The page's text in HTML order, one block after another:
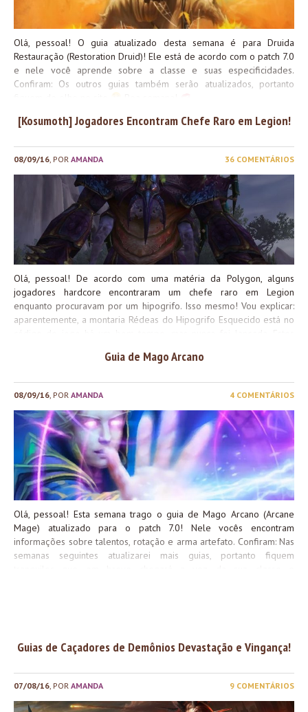
Olá, pessoal! O guia atualizado desta semana é para Druida
Restauração (Restoration Druid)! Ele está de acordo com o patch 7.0
e nele você aprende sobre a classe e suas especificidades.
Confiram: Os outros guias também serão atualizados, portanto
[Kosumoth] Jogadores Encontram Chefe Raro em Legion!
08/09/16 , POR AMANDA 36 COMENTÁRIOS
Olá, pessoal! De acordo com uma matéria da Polygon, alguns
jogadores hardcore encontraram um chefe raro em Legion
enquanto procuravam por um hipogrifo. Isso mesmo! Vou explicar:
aparentemente, a montaria Rédeas do Hipogrifo Esquecido está no
finalmente ela estaria disponível, mas ainda não sabiam como e
descobrindo que há várias cavernas muito bem escondidas na
Costa Partida, e foi entrando em uma delas que eles encontraram
um PNJ chamado Drak’thul sentado ao lado de uma mesa. Em cima
da mesa havia um mapa com a localização de todas as cavernas
misteriosas! Não satisfeitos com a descoberta, os jogadores
decidiram se separar e cada um foi para uma caverna. Dentro de
cada caverna havia um orbe que, se posicionados de modo correto,
fazem com que Drak’thul evoque...
Guia de Mago Arcano
08/09/16 , POR AMANDA 4 COMENTÁRIOS
Olá, pessoal! Esta semana trago o guia de Mago Arcano (Arcane
Mage) atualizado para o patch 7.0! Nele vocês encontram
informações sobre talentos, rotação e arma artefato. Confiram: Nas
semanas seguintes atualizarei mais guias, portanto fiquem
Guias de Caçadores de Demônios Devastação e Vingança!
07/08/16 , POR AMANDA 9 COMENTÁRIOS